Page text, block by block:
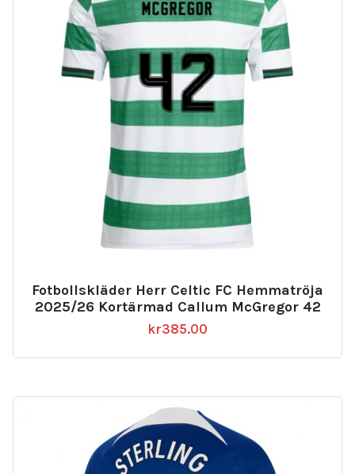
Fotbollskläder Herr Celtic FC Hemmatröja
2025/26 Kortärmad Callum McGregor 42
kr385.00